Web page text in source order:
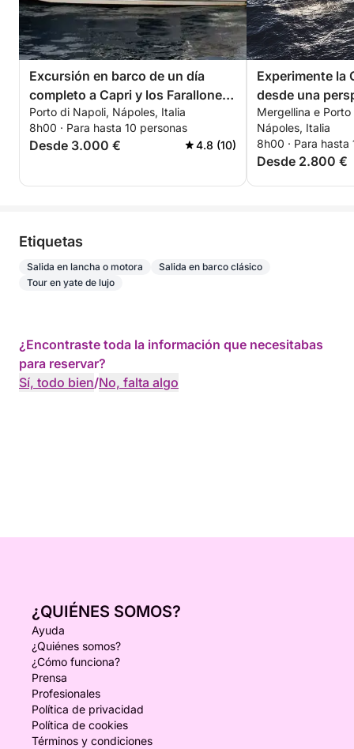
Excursión en barco de un día
completo a Capri y los Farallones
desde Nápoles
Porto di Napoli, Nápoles, Italia
8h00 · Para hasta 10 personas
Desde 3.000 € 4.8 (10)
Experimente la
desde una
Mergellina e
Nápoles, Italia
8h00 · Para hasta
Desde 2.800 €
Etiquetas
Salida en lancha o motora
Salida en barco clásico
Tour en yate de lujo
¿Encontraste toda la información que necesitabas
para reservar?
Sí, todo bien/No, falta algo
¿QUIÉNES SOMOS?
Ayuda
¿Quiénes somos?
¿Cómo funciona?
Prensa
Profesionales
Política de privacidad
Política de cookies
Términos y condiciones